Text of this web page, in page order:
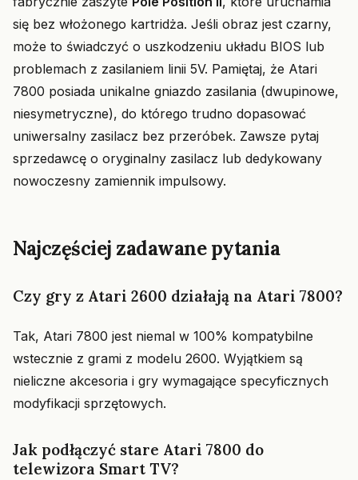
się bez włożonego kartridża. Jeśli obraz jest czarny,
może to świadczyć o uszkodzeniu układu BIOS lub
problemach z zasilaniem linii 5V. Pamiętaj, że Atari
7800 posiada unikalne gniazdo zasilania (dwupinowe,
niesymetryczne), do którego trudno dopasować
uniwersalny zasilacz bez przeróbek. Zawsze pytaj
sprzedawcę o oryginalny zasilacz lub dedykowany
nowoczesny zamiennik impulsowy.
Najczęściej zadawane pytania
Czy gry z Atari 2600 działają na Atari 7800?
Tak, Atari 7800 jest niemal w 100% kompatybilne
wstecznie z grami z modelu 2600. Wyjątkiem są
nieliczne akcesoria i gry wymagające specyficznych
modyfikacji sprzętowych.
Jak podłączyć stare Atari 7800 do
telewizora Smart TV?